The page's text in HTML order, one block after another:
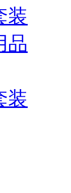
装
品
装